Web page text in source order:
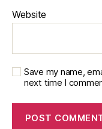
Website
Save my name,
next time I